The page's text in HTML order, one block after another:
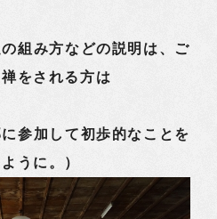
組み方などの説明は、ご
をされる方は
参加して初歩的なことを
うに。）